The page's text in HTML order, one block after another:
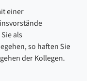
einer
als
so haften Sie
der Kollegen.